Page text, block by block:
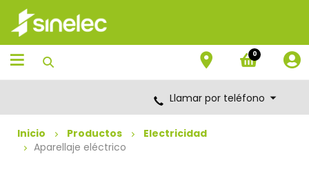
Saltar
contenido
Saltar
menú
de
navegación
0
Llamar por teléfono
Inicio Productos
Electricidad
Aparellaje eléctrico